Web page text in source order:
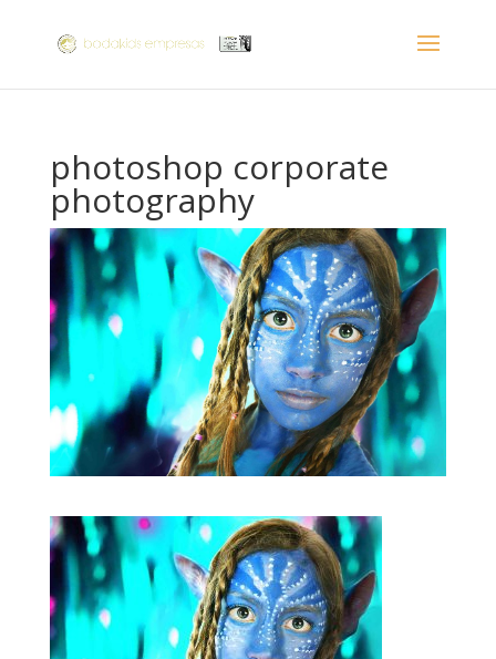
photoshop corporate
photography